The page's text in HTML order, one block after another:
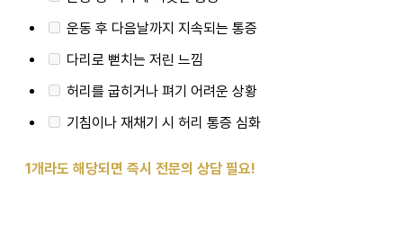
운동 후 다음날까지 지속되는 통증
다리로 뻗치는 저린 느낌
허리를 굽히거나 펴기 어려운 상황
기침이나 재채기 시 허리 통증 심화
1개라도 해당되면 즉시 전문의 상담 필요!